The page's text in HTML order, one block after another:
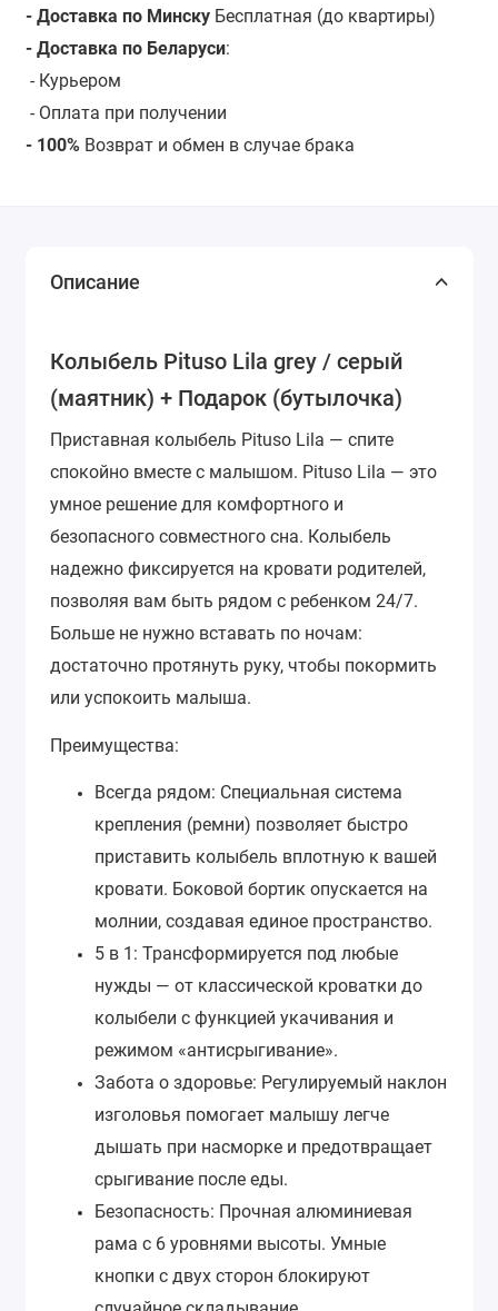
- Доставка по МинскуБесплатная (до квартиры)
- Доставка по Беларуси:
- Курьером
- Оплата при получении
- 100% Возврат и обмен в случае брака
Описание
Колыбель Pituso Lila grey / серый
(маятник) + Подарок (бутылочка)
Приставная колыбель Pituso Lila — спите
спокойно вместе с малышом. Pituso Lila — это
умное решение для комфортного и
безопасного совместного сна. Колыбель
надежно фиксируется на кровати родителей,
позволяя вам быть рядом с ребенком 24/7.
Больше не нужно вставать по ночам:
достаточно протянуть руку, чтобы покормить
или успокоить малыша.
Преимущества:
Всегда рядом: Специальная система
крепления (ремни) позволяет быстро
приставить колыбель вплотную к вашей
кровати. Боковой бортик опускается на
молнии, создавая единое пространство.
5 в 1: Трансформируется под любые
нужды — от классической кроватки до
колыбели с функцией укачивания и
режимом «антисрыгивание».
Забота о здоровье: Регулируемый наклон
изголовья помогает малышу легче
дышать при насморке и предотвращает
срыгивание после еды.
Безопасность: Прочная алюминиевая
рама с 6 уровнями высоты. Умные
кнопки с двух сторон блокируют